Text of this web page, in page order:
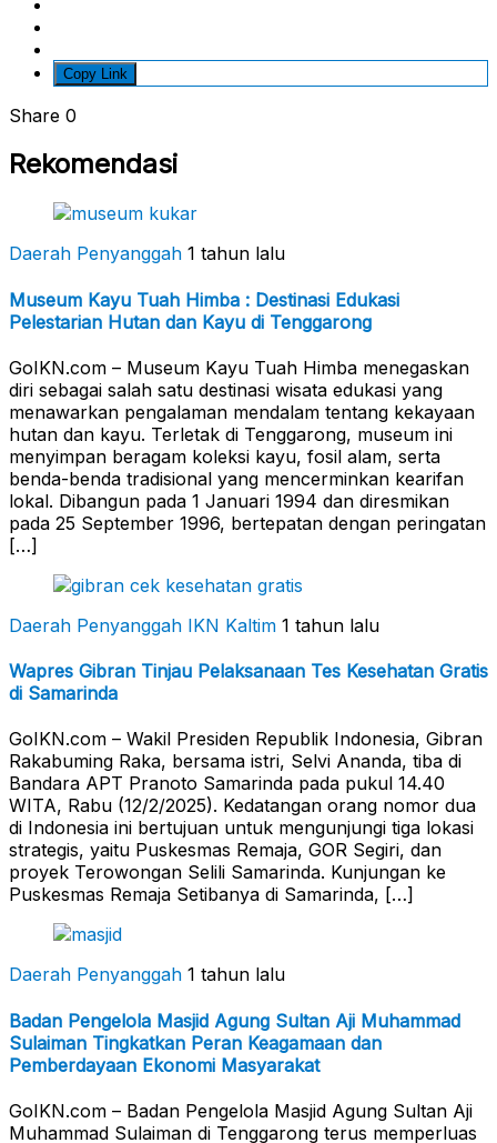
Copy Link
Share 0
Rekomendasi
Daerah Penyanggah 1 tahun lalu
Museum Kayu Tuah Himba : Destinasi Edukasi
Pelestarian Hutan dan Kayu di Tenggarong
GoIKN.com – Museum Kayu Tuah Himba menegaskan
diri sebagai salah satu destinasi wisata edukasi yang
menawarkan pengalaman mendalam tentang kekayaan
hutan dan kayu. Terletak di Tenggarong, museum ini
menyimpan beragam koleksi kayu, fosil alam, serta
benda-benda tradisional yang mencerminkan kearifan
lokal. Dibangun pada 1 Januari 1994 dan diresmikan
pada 25 September 1996, bertepatan dengan peringatan
[…]
Daerah Penyanggah IKN Kaltim 1 tahun lalu
Wapres Gibran Tinjau Pelaksanaan Tes Kesehatan Gratis
di Samarinda
GoIKN.com – Wakil Presiden Republik Indonesia, Gibran
Rakabuming Raka, bersama istri, Selvi Ananda, tiba di
Bandara APT Pranoto Samarinda pada pukul 14.40
WITA, Rabu (12/2/2025). Kedatangan orang nomor dua
di Indonesia ini bertujuan untuk mengunjungi tiga lokasi
strategis, yaitu Puskesmas Remaja, GOR Segiri, dan
proyek Terowongan Selili Samarinda. Kunjungan ke
Puskesmas Remaja Setibanya di Samarinda, […]
Daerah Penyanggah 1 tahun lalu
Badan Pengelola Masjid Agung Sultan Aji Muhammad
Sulaiman Tingkatkan Peran Keagamaan dan
Pemberdayaan Ekonomi Masyarakat
GoIKN.com – Badan Pengelola Masjid Agung Sultan Aji
Muhammad Sulaiman di Tenggarong terus memperluas